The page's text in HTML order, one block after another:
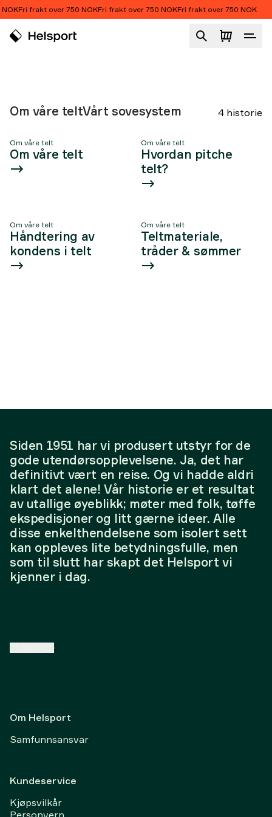
Hopp til innhold
Fri frakt over 750 NOKFri frakt over 750 NOKFri frakt over 750 NOK
Om våre teltVårt sovesystem 4 historie
Artikkeliste
Om våre telt
Om våre telt
Om våre telt
Hvordan pitche
telt?
Om våre telt
Håndtering av
kondens i telt
Om våre telt
Teltmateriale,
tråder & sømmer
Siden 1951 har vi produsert utstyr for de
gode utendørsopplevelsene. Ja, det har
definitivt vært en reise. Og vi hadde aldri
klart det alene! Vår historie er et resultat
av utallige øyeblikk; møter med folk, tøffe
ekspedisjoner og litt gærne ideer. Alle
disse enkelthendelsene som isolert sett
kan oppleves lite betydningsfulle, men
som til slutt har skapt det Helsport vi
kjenner i dag.
Om Helsport
Samfunnsansvar
Kundeservice
Kjøpsvilkår